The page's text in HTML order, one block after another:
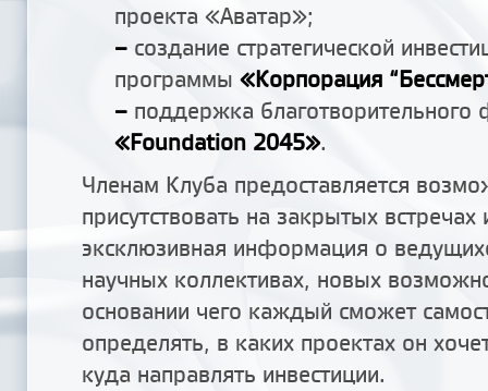
проекта «Аватар»;
– создание стратегической
программы «Корпорация
– поддержка благотворительного
«Foundation 2045».
Членам Клуба предоставляется
присутствовать на закрытых
эксклюзивная информация о
научных коллективах, новых
основании чего каждый сможет
определять, в каких проектах он
куда направлять инвестиции.